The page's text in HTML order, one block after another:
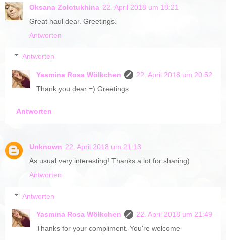
Oksana Zolotukhina 22. April 2018 um 18:21
Great haul dear. Greetings.
Antworten
Antworten
Yasmina Rosa Wölkchen
22. April 2018 um 20:52
Thank you dear =) Greetings
Antworten
Unknown 22. April 2018 um 21:13
As usual very interesting! Thanks a lot for sharing)
Antworten
Antworten
Yasmina Rosa Wölkchen
22. April 2018 um 21:49
Thanks for your compliment. You're welcome